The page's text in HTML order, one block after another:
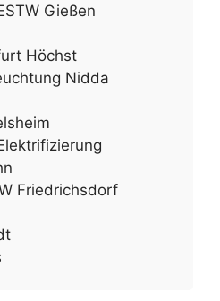
Gießen
Höchst
Nidda
Friedrichsdorf